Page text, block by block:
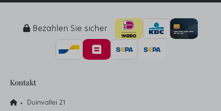
Bezahlen Sie sicher
Kontakt
Duinvallei 21